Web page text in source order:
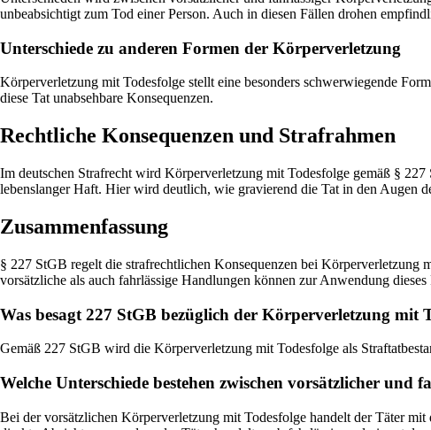
unbeabsichtigt zum Tod einer Person. Auch in diesen Fällen drohen
Unterschiede zu anderen Formen der Körperverletzung
Körperverletzung mit Todesfolge stellt eine besonders schwerwiegende
diese Tat unabsehbare Konsequenzen.
Rechtliche Konsequenzen und Strafrahmen
Im deutschen Strafrecht wird Körperverletzung mit Todesfolge gemäß §
lebenslanger Haft. Hier wird deutlich, wie gravierend die Tat in den Augen
Zusammenfassung
§ 227 StGB regelt die strafrechtlichen Konsequenzen bei Körperverletzung
vorsätzliche als auch fahrlässige Handlungen können zur Anwendung
Was besagt 227 StGB bezüglich der Körperverletzung mit
Gemäß 227 StGB wird die Körperverletzung mit Todesfolge als
Welche Unterschiede bestehen zwischen vorsätzlicher
Bei der vorsätzlichen Körperverletzung mit Todesfolge handelt der Täter